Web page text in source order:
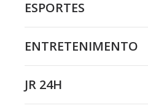
ESPORTES
ENTRETENIMENTO
JR 24H